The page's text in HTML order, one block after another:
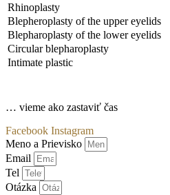
Rhinoplasty
Blepheroplasty of the upper eyelids
Blepharoplasty of the lower eyelids
Circular blepharoplasty
Intimate plastic
… vieme ako zastaviť čas
Facebook Instagram
Meno a Prievisko
Email
Tel
Otázka